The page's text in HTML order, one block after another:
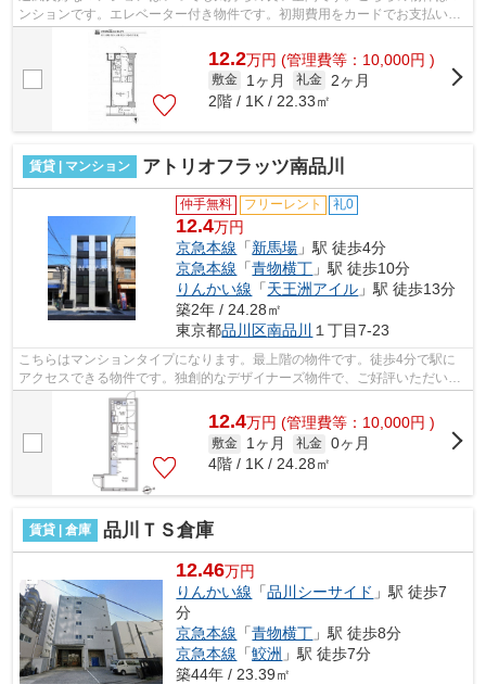
ンションです。エレベーター付き物件です。初期費用をカードでお支払いい
ただけるので、カードで決済したい方...
12.2万円 (管理費等：10,000円 )
敷金 1ヶ月 礼金
2ヶ月
2階 / 1K / 22.33㎡
賃貸 | マンション アトリオフラッツ南品川
仲手無料 フリーレント 礼0
12.4万円
京急本線 「新馬場 」駅 徒歩4分
京急本線 「青物横丁 」駅 徒歩10分
りんかい線 「天王洲アイル 」駅 徒歩13分
築2年 / 24.28㎡
東京都品川区南品川 １丁目7-23
こちらはマンションタイプになります。最上階の物件です。徒歩4分で駅に
アクセスできる物件です。独創的なデザイナーズ物件で、ご好評いただいて
います。こちらは初期費用をカードでお...
12.4万円 (管理費等：10,000円 )
敷金 1ヶ月 礼金 0ヶ月
4階 / 1K / 24.28㎡
賃貸 | 倉庫 品川ＴＳ倉庫
12.46万円
りんかい線 「品川シーサイド 」駅 徒歩7
分
京急本線 「青物横丁 」駅 徒歩8分
京急本線 「鮫洲 」駅 徒歩7分
築44年 / 23.39㎡